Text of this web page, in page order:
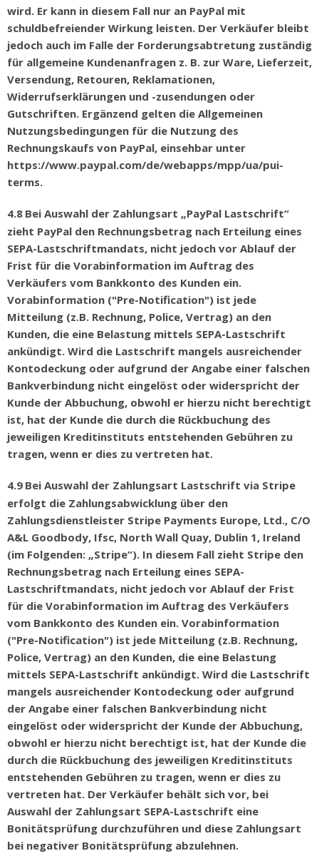
wird. Er kann in diesem Fall nur an PayPal mit
schuldbefreiender Wirkung leisten. Der Verkäufer bleibt
jedoch auch im Falle der Forderungsabtretung zuständig
für allgemeine Kundenanfragen z. B. zur Ware, Lieferzeit,
Versendung, Retouren, Reklamationen,
Widerrufserklärungen und -zusendungen oder
Gutschriften. Ergänzend gelten die Allgemeinen
Nutzungsbedingungen für die Nutzung des
Rechnungskaufs von PayPal, einsehbar unter
https://www.paypal.com/de/webapps/mpp/ua/pui-
terms.
4.8 Bei Auswahl der Zahlungsart „PayPal Lastschrift“
zieht PayPal den Rechnungsbetrag nach Erteilung eines
SEPA-Lastschriftmandats, nicht jedoch vor Ablauf der
Frist für die Vorabinformation im Auftrag des
Verkäufers vom Bankkonto des Kunden ein.
Vorabinformation ("Pre-Notification") ist jede
Mitteilung (z.B. Rechnung, Police, Vertrag) an den
Kunden, die eine Belastung mittels SEPA-Lastschrift
ankündigt. Wird die Lastschrift mangels ausreichender
Kontodeckung oder aufgrund der Angabe einer falschen
Bankverbindung nicht eingelöst oder widerspricht der
Kunde der Abbuchung, obwohl er hierzu nicht berechtigt
ist, hat der Kunde die durch die Rückbuchung des
jeweiligen Kreditinstituts entstehenden Gebühren zu
tragen, wenn er dies zu vertreten hat.
4.9 Bei Auswahl der Zahlungsart Lastschrift via Stripe
erfolgt die Zahlungsabwicklung über den
Zahlungsdienstleister Stripe Payments Europe, Ltd., C/O
A&L Goodbody, Ifsc, North Wall Quay, Dublin 1, Ireland
(im Folgenden: „Stripe“). In diesem Fall zieht Stripe den
Rechnungsbetrag nach Erteilung eines SEPA-
Lastschriftmandats, nicht jedoch vor Ablauf der Frist
für die Vorabinformation im Auftrag des Verkäufers
vom Bankkonto des Kunden ein. Vorabinformation
("Pre-Notification") ist jede Mitteilung (z.B. Rechnung,
Police, Vertrag) an den Kunden, die eine Belastung
mittels SEPA-Lastschrift ankündigt. Wird die Lastschrift
mangels ausreichender Kontodeckung oder aufgrund
der Angabe einer falschen Bankverbindung nicht
eingelöst oder widerspricht der Kunde der Abbuchung,
obwohl er hierzu nicht berechtigt ist, hat der Kunde die
durch die Rückbuchung des jeweiligen Kreditinstituts
entstehenden Gebühren zu tragen, wenn er dies zu
vertreten hat. Der Verkäufer behält sich vor, bei
Auswahl der Zahlungsart SEPA-Lastschrift eine
Bonitätsprüfung durchzuführen und diese Zahlungsart
bei negativer Bonitätsprüfung abzulehnen.